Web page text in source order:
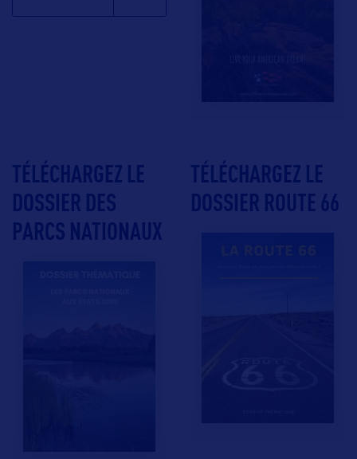
TÉLÉCHARGEZ LE
DOSSIER DES
PARCS NATIONAUX
TÉLÉCHARGEZ LE
DOSSIER ROUTE 66